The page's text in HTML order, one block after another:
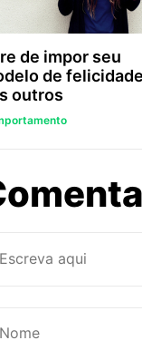
de impor seu
de felicidade
outros